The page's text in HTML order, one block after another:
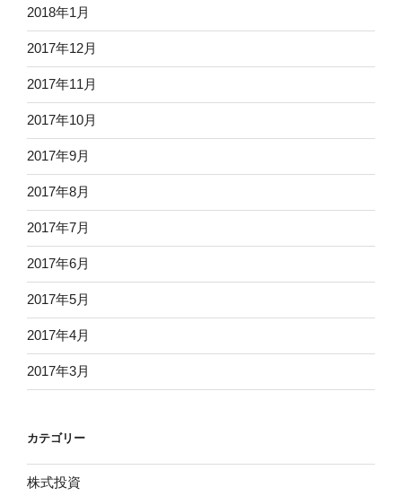
2018年1月
2017年12月
2017年11月
2017年10月
2017年9月
2017年8月
2017年7月
2017年6月
2017年5月
2017年4月
2017年3月
カテゴリー
株式投資